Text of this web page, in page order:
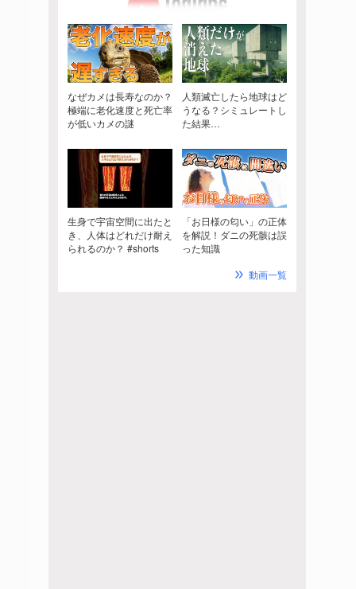
なぜカメは長寿なのか？
極端に老化速度と死亡率
が低いカメの謎
人類滅亡したら地球はど
うなる？シミュレートし
た結果…
生身で宇宙空間に出たと
き、人体はどれだけ耐え
られるのか？ #shorts
「お日様の匂い」の正体
を解説！ダニの死骸は誤
った知識
動画一覧